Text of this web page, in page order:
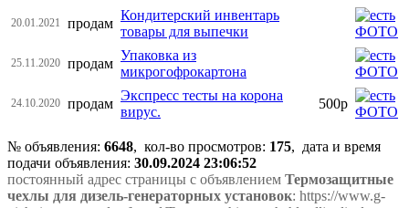
20.01.2021 продам
Кондитерский инвентарь
товары для выпечки
25.11.2020 продам
Упаковка из
микрогофрокартона
24.10.2020 продам
Экспресс тесты на корона
вирус.
500р
№ объявления: 6648, кол-во просмотров: 175, дата и время
подачи объявления: 30.09.2024 23:06:52
постоянный адрес страницы с объявлением Термозащитные
чехлы для дизель-генераторных установок: https://www.g-